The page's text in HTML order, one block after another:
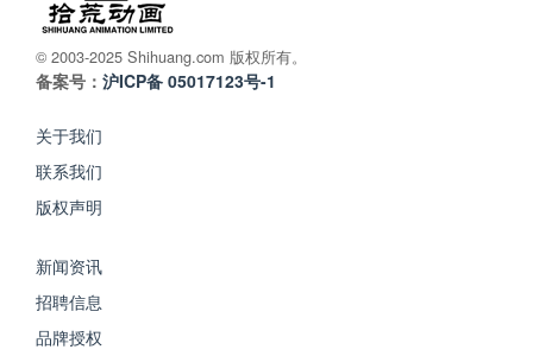
© 2003-2025 Shihuang.com 版权所有。
备案号： 沪ICP备 05017123号-1
关于我们
联系我们
版权声明
新闻资讯
招聘信息
品牌授权